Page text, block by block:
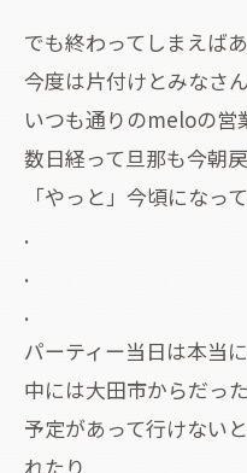
でも終わってしまえば
今度は片付けとみなさ
いつも通りのmeloの営
数日経って旦那も今朝
「やっと」今頃にな
.
.
.
パーティー当日は本当
中には大田市からだっ
予定があって行けない
れたり